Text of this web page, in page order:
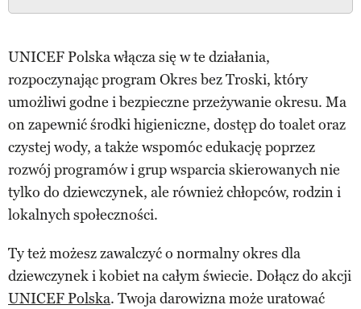
UNICEF Polska włącza się w te działania,
rozpoczynając program Okres bez Troski, który
umożliwi godne i bezpieczne przeżywanie okresu. Ma
on zapewnić środki higieniczne, dostęp do toalet oraz
czystej wody, a także wspomóc edukację poprzez
rozwój programów i grup wsparcia skierowanych nie
tylko do dziewczynek, ale również chłopców, rodzin i
lokalnych społeczności.
Ty też możesz zawalczyć o normalny okres dla
dziewczynek i kobiet na całym świecie. Dołącz do akcji
UNICEF Polska. Twoja darowizna może uratować